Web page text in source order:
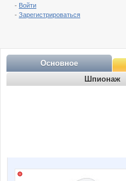
- Войти
- Зарегистрироваться
Основное
Шпионаж